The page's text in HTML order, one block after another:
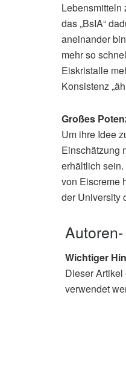
Lebensmitteln
das „BsIA“
aneinander
mehr so
Eiskristalle
Konsistenz
Großes
Um ihre Idee
Einschätzung
erhältlich sein.
von Eiscreme
der University
Wichtiger
Dieser
verwendet